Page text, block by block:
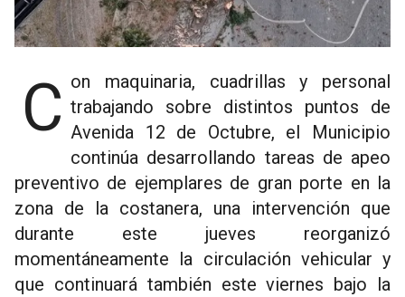
Con maquinaria, cuadrillas y personal trabajando sobre distintos puntos de
Avenida 12 de Octubre, el Municipio
continúa desarrollando tareas de apeo
preventivo de ejemplares de gran porte en la
zona de la costanera, una intervención que
durante este jueves reorganizó
momentáneamente la circulación vehicular y
que continuará también este viernes bajo la